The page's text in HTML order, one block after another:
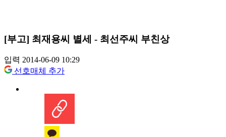
[부고] 최재용씨 별세 - 최선주씨 부친상
입력 2014-06-09 10:29
선호매체 추가